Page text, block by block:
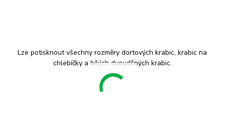
Lze potisknout všechny rozměry dortových krabic, krabic na
chlebíčky a bílých dvoudílných krabic.